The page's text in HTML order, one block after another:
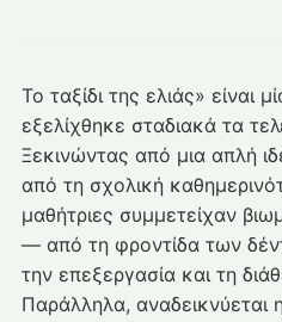
Το ταξίδι της ελιάς» είναι
εξελίχθηκε σταδιακά τα
Ξεκινώντας από μια απλή
από τη σχολική
μαθήτριες συμμετείχαν
— από τη φροντίδα των
την επεξεργασία και τη
Παράλληλα, αναδεικνύεται